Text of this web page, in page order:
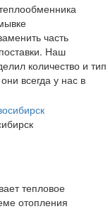
часть
Наш
количество и тип
всегда у нас в
тепловое
отопления